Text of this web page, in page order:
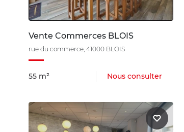
Vente Commerces BLOIS
rue du commerce, 41000 BLOIS
55 m² Nous consulter